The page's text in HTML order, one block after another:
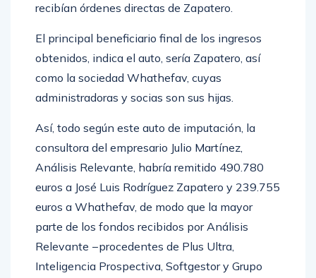
recibían órdenes directas de Zapatero.
El principal beneficiario final de los ingresos
obtenidos, indica el auto, sería Zapatero, así
como la sociedad Whathefav, cuyas
administradoras y socias son sus hijas.
Así, todo según este auto de imputación, la
consultora del empresario Julio Martínez,
Análisis Relevante, habría remitido 490.780
euros a José Luis Rodríguez Zapatero y 239.755
euros a Whathefav, de modo que la mayor
parte de los fondos recibidos por Análisis
Relevante −procedentes de Plus Ultra,
Inteligencia Prospectiva, Softgestor y Grupo